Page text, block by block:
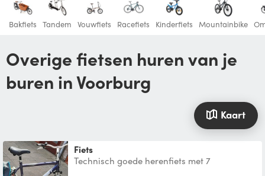
Bakfiets Tandem Vouwfiets Racefiets Kinderfiets Mountainbike
Overige fietsen huren van je
buren in Voorburg
Kaart
Fiets
Technisch goede herenfiets met 7